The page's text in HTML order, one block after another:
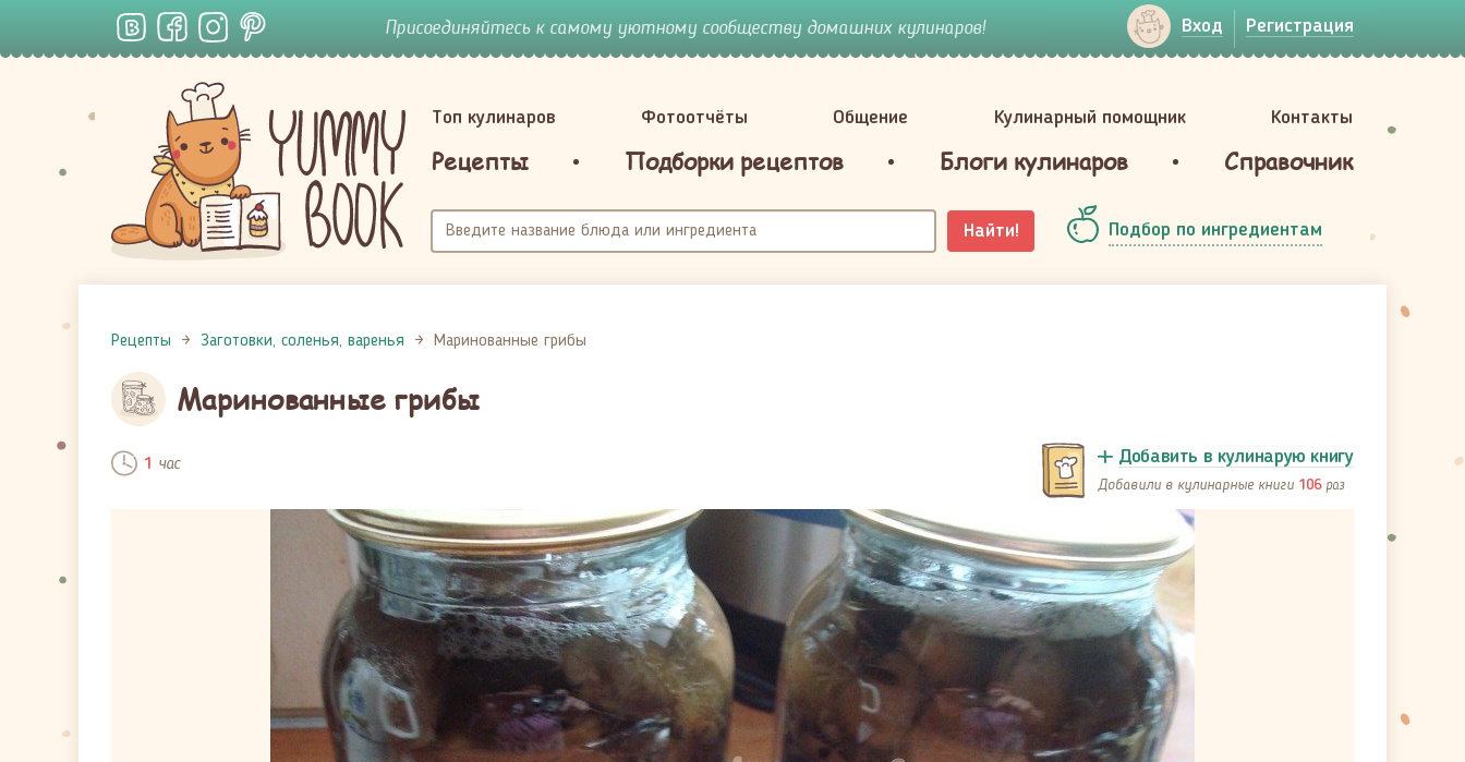
Присоединяйтесь к самому уютному сообществу домашних кулинаров! Вход Регистрация
Топ кулинаров Фотоотчёты Общение Кулинарный помощник Контакты
Рецепты Подборки рецептов Блоги кулинаров Справочник
Найти! Подбор по ингредиентам
Рецепты Заготовки, соленья, варенья Маринованные грибы
Маринованные грибы
1 час Добавить в кулинарую книгу
Добавили в кулинарные книги 106 раз